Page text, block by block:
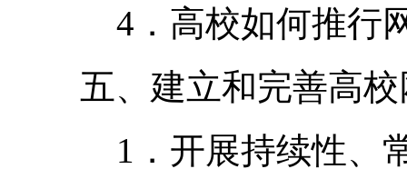
4．高校如何推行
五、建立和完善高校
1．开展持续性、常